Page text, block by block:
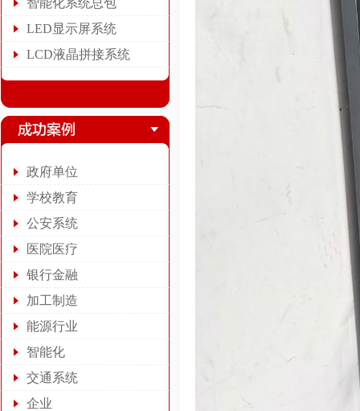
智能化系统总包
LED显示屏系统
LCD液晶拼接系统
政府单位
学校教育
公安系统
医院医疗
银行金融
加工制造
能源行业
智能化
交通系统
企业